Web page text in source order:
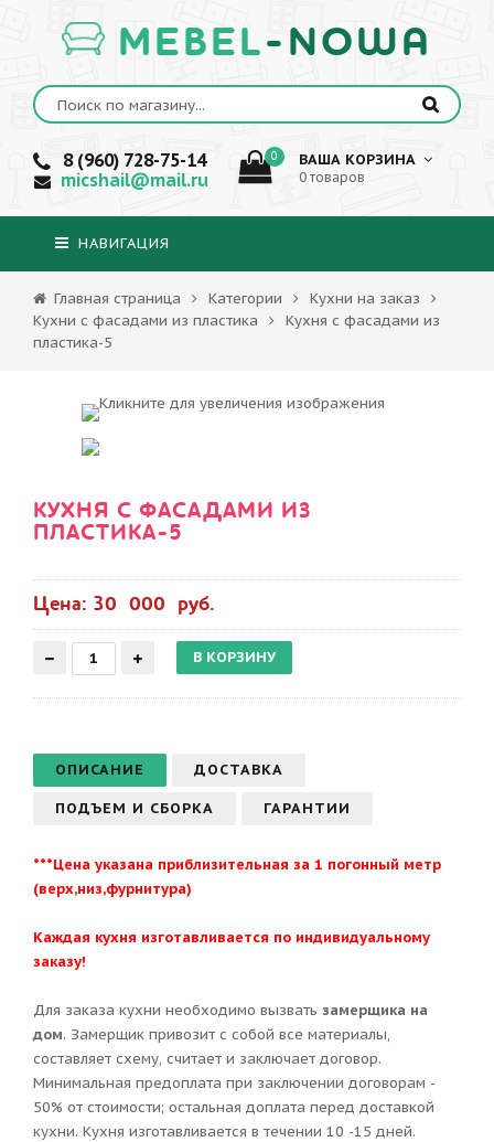
MEBEL-NOWA
8 (960) 728-75-14
micshail@mail.ru
0 ВАША КОРЗИНА
0 товаров
НАВИГАЦИЯ
Главная страница Категории
Кухни на заказ
Кухни с фасадами из пластика
Кухня с фасадами из
пластика-5
КУХНЯ С ФАСАДАМИ ИЗ
ПЛАСТИКА-5
Цена: 30 000 руб.
ОПИСАНИЕ ДОСТАВКА
ПОДЪЕМ И СБОРКА ГАРАНТИИ
***Цена указана приблизительная за 1 погонный метр
(верх,низ,фурнитура)
Каждая кухня изготавливается по индивидуальному
заказу!
Для заказа кухни необходимо вызвать замерщика на
дом. Замерщик привозит с собой все материалы,
составляет схему, считает и заключает договор.
Минимальная предоплата при заключении договорам -
50% от стоимости; остальная доплата перед доставкой
кухни. Кухня изготавливается в течении 10 -15 дней.